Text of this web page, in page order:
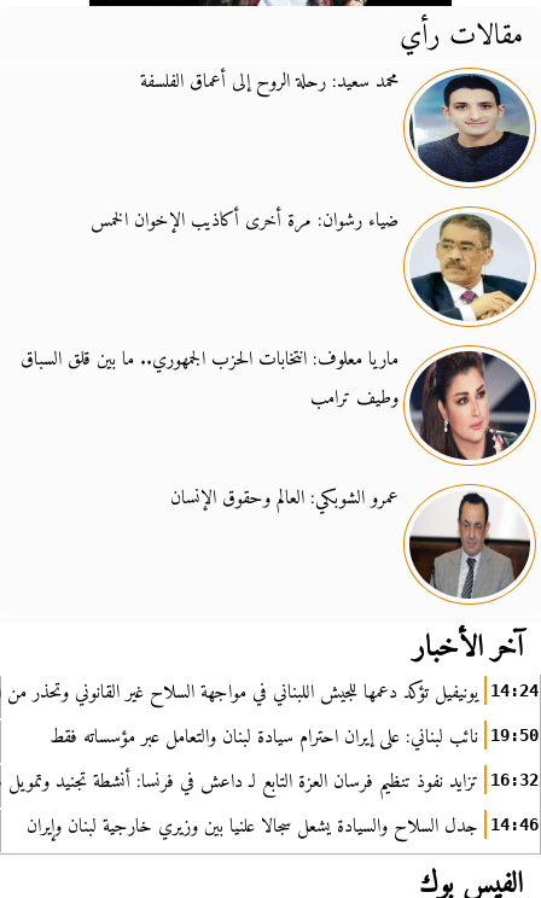
مقالات رأي
محمد سعيد: رحلة الروح إلى أعماق الفلسفة
ضياء رشوان: مرة أخرى أكاذيب الإخوان الخمس
ماريا معلوف: انتخابات الحزب الجمهوري.. ما بين قلق السباق
وطيف ترامب
عمرو الشوبكي: العالم وحقوق الإنسان
آخر الأخبار
14:24 يونيفيل تؤكد دعمها للجيش اللبناني في مواجهة السلاح غير القانوني وتحذر من
19:50 نائب لبناني: على إيران احترام سيادة لبنان والتعامل عبر مؤسساته فقط
16:32 تزايد نفوذ تنظيم فرسان العزة التابع لـ داعش في فرنسا: أنشطة تجنيد
14:46 جدل السلاح والسيادة يشعل سجالا علنيا بين وزيري خارجية لبنان وإيران
الفيس بوك